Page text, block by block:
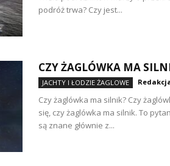
podróż trwa? Czy jest...
CZY ŻAGLÓWKA MA
JACHTY I ŁODZIE ŻAGLOWE
Czy żaglówka ma silnik? Czy
się, czy żaglówka ma silnik. To
są znane głównie z...